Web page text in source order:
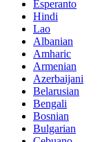
Esperanto
Hindi
Lao
Albanian
Amharic
Armenian
Azerbaijani
Belarusian
Bengali
Bosnian
Bulgarian